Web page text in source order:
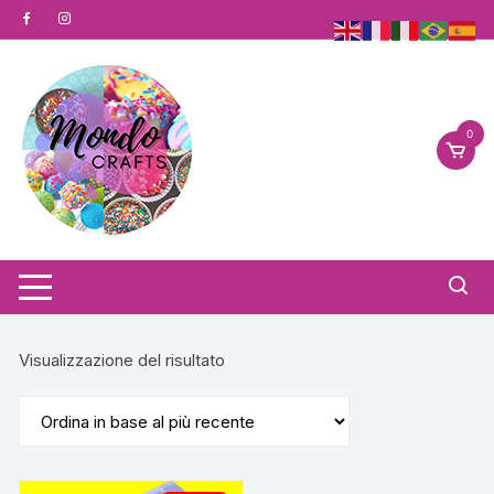
al
0
Visualizzazione del risultato